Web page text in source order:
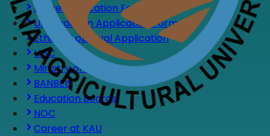
Leave Application Form
Upgradation Application Form
Ethical Approval Application
UGC
Ministry of Education
BANBEIS
Education Boards
NOC
Career at KAU